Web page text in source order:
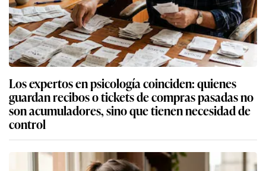
Los expertos en psicología coinciden: quienes
guardan recibos o tickets de compras pasadas no
son acumuladores, sino que tienen necesidad de
control